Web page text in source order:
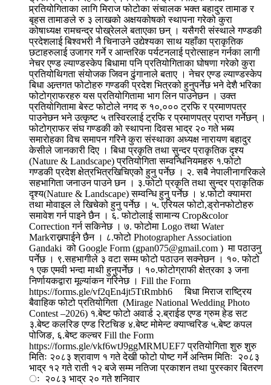
प्र्रतियोगिताका लागि मिराज फोटोका संचालक भक्त बहादुर तामाङ र
बृहस तामाङले रु ३ लाखको अक्षयकोषको स्थापना गरेको कुरा
कोषाध्यक्ष रामचन्द्र पोख्रेलले बताएका छन् । यसैगरी संस्थाले गण्डकी
प्रदेशलाई बिश्वभरी नै चिनाउने उद्येश्यका साथ यहाँका प्राकृतिक
छटाहरुलाई उजागर गर्ने र आन्तरिक पर्यटनलाई प्रोत्साहन गर्नका लागी
नेचर एण्ड ल्याण्डस्केप बिधामा पनि प्रतियोगिताका घोषणा गरेको कुरा
प्रतियोथिगता संयोजक जिवन ढुंगानाले बताए । नेचर एण्ड ल्याण्डस्केप
बिधा अन्र्तगत फोटोहरु गण्डकी प्रदेश भित्रको हुनुपर्नेछ भने देशै भरिका
फोटोग्राफरहरु यस प्रतियोगितामा भाग लिन पाउनेछन । उक्त
प्रतियोगितामा बेस्ट फोटोले नगद रु १०,००० ट्रफि र प्रमाणपत्र
पाउनेछन भने उत्कृष्ट ५ तस्विरलाई ट्रफि र प्रमाणपत्र प्राप्त गर्नेछन् ।
फोटोग्राफर संघ गण्डकी को स्थापना दिवस भाद्र २० गते भब्य
समारोहका विच समापन गरिने कुरा संस्थाका अध्यक्ष नारायण बहादुर
केसीले जानकारी दिए । बिधा प्रकृति तथा सुन्दर प्राकृतिक दृश्य
(Nature & Landscape) प्रतियोगिता सम्वन्धिनियमहरु १.फोटो
गण्डकी प्रदेश क्षेत्रभित्रखिचिएकोे हुनु पर्नेछ । २. सबै नेपालीनागरिकले
सहभागिता जनाउन पाउने छन । ३.फोटो प्रकृति तथा सुन्दर प्राकृतिक
दृश्य(Nature & Landscape) सम्वन्धि हुनु पर्नेछ । ४.फोटो क्यामरा
तथा मोवाइल ले खिचेको हुनु पर्नेछ । ५. एरियल फोटो,ड्रोनफोटोहरु
समावेश गर्न पाइने छैन । ६. फोटोलाई सामान्य Crop&color
Correction गर्न सकिनेछ । ७. फोटोमा Logo तथा Water
Markराख्नपाईने छैन । ८.फोटो Photographer Association
Gandaki को Google Form (gpan075@gmail.com ) मा पठाउनु
पर्नेछ । ९.सहभागीले ३ वटा सम्म फोटो पठाउन सक्नेछन । १०. फोटो
१ एक एमवी भन्दा माथी हुनुपर्नेछ । १०.फोटोग्राफी क्षेत्रका ३ जना
निर्णायकद्वारा मूल्यांकन गरिनेछ । Fill the Form
https://forms.gle/vf2qEn4jt5TtRmbh6 बिधा मिराज राष्ट्रिय
बैवाहिक फोटो प्रतियोगिता (Mirage National Wedding Photo
Contest –2026) १.बेष्ट फोटो अवार्ड २.ब्राईड एण्ड ग्रुम हेड सट
३.बेष्ट कलरिङ एण्ड रिटचिङ ४.बेष्ट मोमेन्ट क्याप्चरिङ ५.बेष्ट कपल
पोजिङ, ६.बेष्ट कल्चर Fill the Form
https://forms.gle/vkf6wtJ9ggMRMUEF7 प्रतियोगिता शुरु शुरु
मितिः २०८३ श्रावाण १ गते देखी फोटो पोष्ट गर्ने अन्तिम मितिः २०८३
भाद्र १२ गते राती १२ बजे सम्म नतिजा प्रकाशन तथा पुरस्कार बितरण
ः २०८३ भाद्र २० गते शनिवार